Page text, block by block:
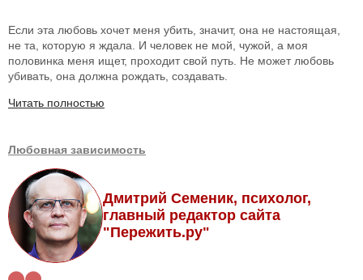
Если эта любовь хочет меня убить, значит, она не настоящая,
не та, которую я ждала. И человек не мой, чужой, а моя
половинка меня ищет, проходит свой путь. Не может любовь
убивать, она должна рождать, создавать.
Читать полностью
Любовная зависимость
Дмитрий Семеник, психолог,
главный редактор сайта
"Пережить.ру"